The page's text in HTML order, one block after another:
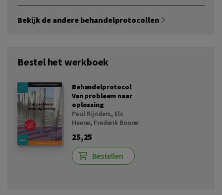
Bekijk de andere behandelprotocollen
Bestel het werkboek
Behandelprotocol
Van probleem naar
oplossing
Paul Rijnders, Els
Heene, Frederik Boone
25,25
Bestellen